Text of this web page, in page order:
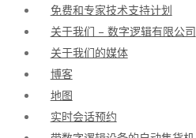
免费和专家技术支持计划
关于我们 – 数字逻辑有限公司
关于我们的媒体
博客
地图
实时会话预约